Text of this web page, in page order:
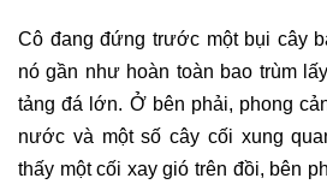
Cô đang đứng trước một bụi cây
nó gần như hoàn toàn bao trùm
tảng đá lớn. Ở bên phải, phong
nước và một số cây cối xung
thấy một cối xay gió trên đồi, bên